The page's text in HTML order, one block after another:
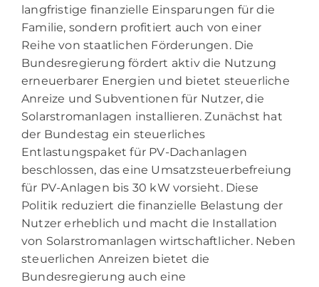
langfristige finanzielle Einsparungen für die
Familie, sondern profitiert auch von einer
Reihe von staatlichen Förderungen. Die
Bundesregierung fördert aktiv die Nutzung
erneuerbarer Energien und bietet steuerliche
Anreize und Subventionen für Nutzer, die
Solarstromanlagen installieren. Zunächst hat
der Bundestag ein steuerliches
Entlastungspaket für PV-Dachanlagen
beschlossen, das eine Umsatzsteuerbefreiung
für PV-Anlagen bis 30 kW vorsieht. Diese
Politik reduziert die finanzielle Belastung der
Nutzer erheblich und macht die Installation
von Solarstromanlagen wirtschaftlicher. Neben
steuerlichen Anreizen bietet die
Bundesregierung auch eine